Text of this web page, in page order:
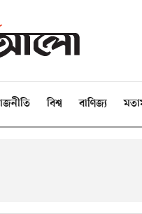
বিশ্ব বাণিজ্য